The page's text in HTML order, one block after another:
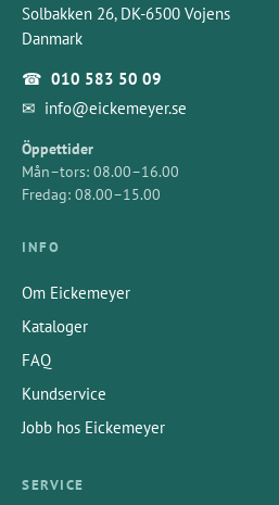
Solbakken 26, DK-6500 Vojens
Danmark
☎ 010 583 50 09
✉ info@eickemeyer.se
Öppettider
Mån–tors: 08.00–16.00
Fredag: 08.00–15.00
INFO
Om Eickemeyer
Kataloger
FAQ
Kundservice
Jobb hos Eickemeyer
SERVICE